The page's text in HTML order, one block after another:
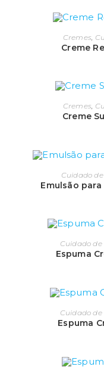
Cremes
Creme
Cremes,
Creme
Cuidado
Emulsão
Cuidado de
Espuma
Cuidado de
Espuma